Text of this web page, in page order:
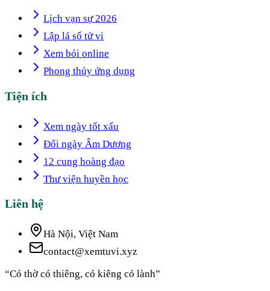
Lịch vạn sự 2026
Lập lá số tử vi
Xem bói online
Phong thủy ứng dụng
Tiện ích
Xem ngày tốt xấu
Đổi ngày Âm Dương
12 cung hoàng đạo
Thư viện huyền học
Liên hệ
Hà Nội, Việt Nam
contact@xemtuvi.xyz
“Có thờ có thiêng, có kiêng có lành”